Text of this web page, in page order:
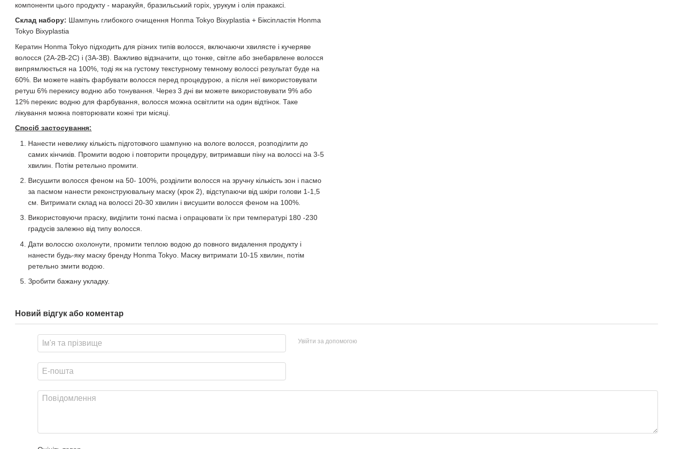
компоненти цього продукту - маракуйя, бразильський горіх, урукум і олія пракаксі.
Склад набору: Шампунь глибокого очищення Honma Tokyo Bixyplastia + Біксіпластія Honma
Tokyo Bixyplastia
Кератин Honma Tokyo підходить для різних типів волосся, включаючи хвилясте і кучеряве
волосся (2A-2B-2C) і (3A-3B). Важливо відзначити, що тонке, світле або знебарвлене волосся
випрямлюється на 100%, тоді як на густому текстурному темному волоссі результат буде на
60%. Ви можете навіть фарбувати волосся перед процедурою, а після неї використовувати
ретуш 6% перекису водню або тонування. Через 3 дні ви можете використовувати 9% або
12% перекис водню для фарбування, волосся можна освітлити на один відтінок. Таке
лікування можна повторювати кожні три місяці.
Спосіб застосування:
Нанести невелику кількість підготовчого шампуню на вологе волосся, розподілити до
самих кінчиків. Промити водою і повторити процедуру, витримавши піну на волоссі на 3-5
хвилин. Потім ретельно промити.
Висушити волосся феном на 50- 100%, розділити волосся на зручну кількість зон і пасмо
за пасмом нанести реконструювальну маску (крок 2), відступаючи від шкіри голови 1-1,5
см. Витримати склад на волоссі 20-30 хвилин і висушити волосся феном на 100%.
Використовуючи праску, виділити тонкі пасма і опрацювати їх при температурі 180 -230
градусів залежно від типу волосся.
Дати волоссю охолонути, промити теплою водою до повного видалення продукту і
нанести будь-яку маску бренду Honma Tokyo. Маску витримати 10-15 хвилин, потім
ретельно змити водою.
Зробити бажану укладку.
Новий відгук або коментар
Увійти за допомогою